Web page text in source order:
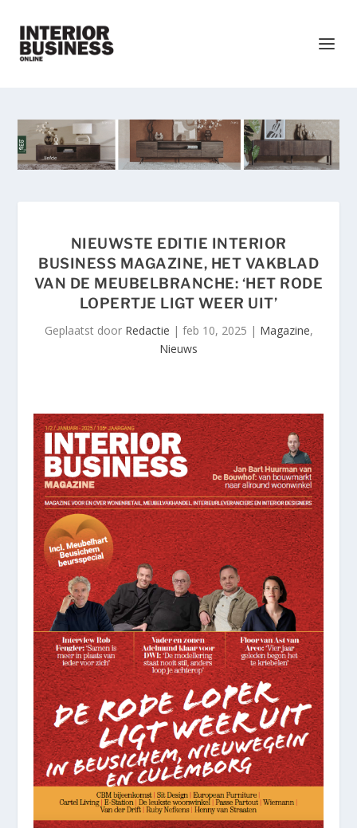
NIEUWSTE EDITIE INTERIOR
BUSINESS MAGAZINE, HET VAKBLAD
VAN DE MEUBELBRANCHE: ‘HET RODE
LOPERTJE LIGT WEER UIT’
Geplaatst door Redactie | feb 10, 2025 | Magazine,
Nieuws